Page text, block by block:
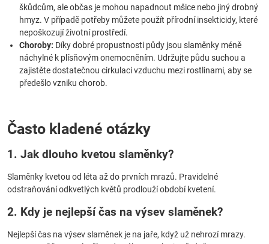
škůdcům, ale občas je mohou napadnout mšice nebo jiný drobný
hmyz. V případě potřeby můžete použít přírodní insekticidy, které
nepoškozují životní prostředí.
Choroby: Díky dobré propustnosti půdy jsou slaměnky méně
náchylné k plísňovým onemocněním. Udržujte půdu suchou a
zajistěte dostatečnou cirkulaci vzduchu mezi rostlinami, aby se
předešlo vzniku chorob.
Často kladené otázky
1. Jak dlouho kvetou slaměnky?
Slaměnky kvetou od léta až do prvních mrazů. Pravidelné
odstraňování odkvetlých květů prodlouží období kvetení.
2. Kdy je nejlepší čas na výsev slaměnek?
Nejlepší čas na výsev slaměnek je na jaře, když už nehrozí mrazy.